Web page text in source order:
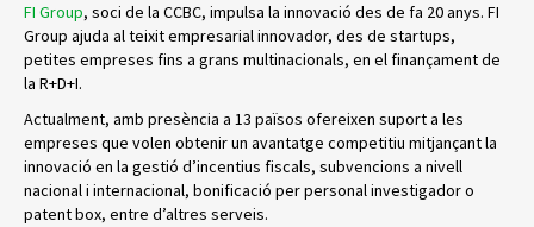
FI Group, soci de la CCBC, impulsa la innovació des de fa 20 anys. FI
Group ajuda al teixit empresarial innovador, des de startups,
petites empreses fins a grans multinacionals, en el finançament de
la R+D+I.
Actualment, amb presència a 13 països ofereixen suport a les
empreses que volen obtenir un avantatge competitiu mitjançant la
innovació en la gestió d’incentius fiscals, subvencions a nivell
nacional i internacional, bonificació per personal investigador o
patent box, entre d’altres serveis.